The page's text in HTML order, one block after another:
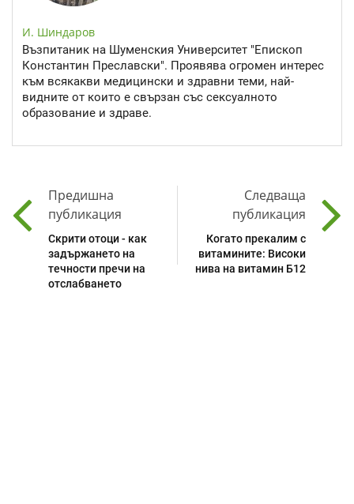
И. Шиндаров
Възпитаник на Шуменския Университет "Епископ
Константин Преславски". Проявява огромен интерес
към всякакви медицински и здравни теми, най-
видните от които е свързан със сексуалното
образование и здраве.
Предишна
публикация
Скрити отоци - как
задържането на
течности пречи на
отслабването
Следваща
публикация
Когато прекалим с
витамините: Високи
нива на витамин Б12